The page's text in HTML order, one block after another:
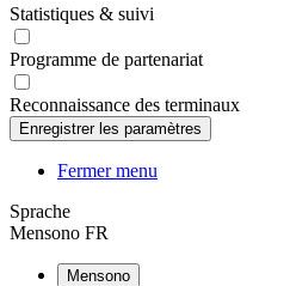
Statistiques & suivi
Programme de partenariat
Reconnaissance des terminaux
Fermer menu
Sprache
Mensono FR
Mensono